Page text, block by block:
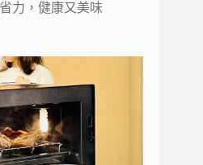
力，健康又美味